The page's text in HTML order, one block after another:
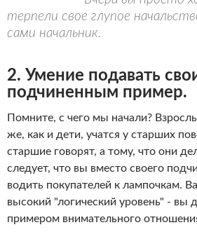
терпели свое глупое
сами начальник.
2. Умение подавать
подчиненным пример.
Помните, с чего мы начали?
же, как и дети, учатся у старших
старшие говорят, а тому, что они
следует, что вы вместо своего
водить покупателей к лампочкам.
высокий "логический уровень" -
примером внимательного